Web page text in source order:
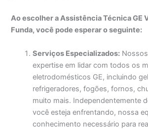
Ao escolher a Assistência Técnica GE
Funda, você pode esperar o seguinte:
Serviços Especializados:
expertise em lidar com todos os
eletrodomésticos GE, incluindo
refrigeradores, fogões, fornos,
muito mais. Independentemente
você esteja enfrentando, nossa
conhecimento necessário para